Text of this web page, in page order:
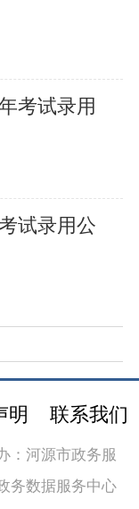
考试录用
试录用公
明 联系我们
：河源市政务服
务数据服务中心